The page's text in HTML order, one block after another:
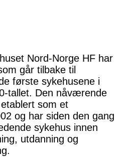
Nord-Norge HF har
går tilbake til
første sykehusene i
tallet. Den nåværende
som et
og har siden den gang
sykehus innen
utdanning og